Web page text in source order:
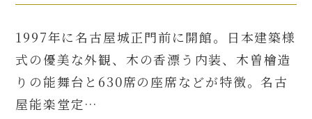
1997年に名古屋城正門前に開館。日本建築様
式の優美な外観、木の香漂う内装、木曽檜造
りの能舞台と630席の座席などが特徴。名古
屋能楽堂定…